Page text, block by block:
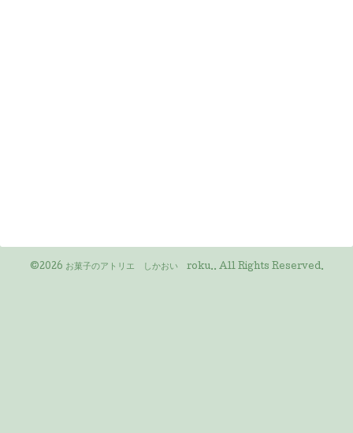
©2026 お菓子のアトリエ しかおい roku.. All Rights Reserved.